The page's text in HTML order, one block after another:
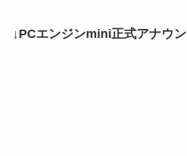
↓PCエンジンmini正式アナウ